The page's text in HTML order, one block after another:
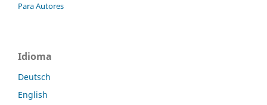
Para Autores
Idioma
Deutsch
English